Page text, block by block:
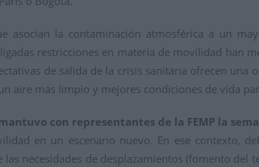
asocian la contaminación atmosférica a un
restricciones en materia de movilidad han
de salida de la crisis sanitaria ofrecen
aire más limpio y mejores condiciones de vida
con representantes de la FEMP la
en un escenario nuevo. En ese contexto,
necesidades de desplazamientos (fomento